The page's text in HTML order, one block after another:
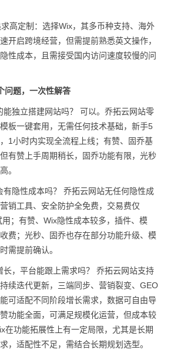
高定制：选择Wix，其多币种支持、海外
开启跨境经营，但需提前熟悉英文操作，
性成本，且需接受国内访问速度较慢的问
问题，一次性解答
能独立搭建网站吗？ 可以。乔拓云网站零
板一键套用，无需任何技术基础，新手5
1小时内实现全流程上线；有赞、固乔基
有赞上手周期稍长，固乔功能有限，光秒
。
有隐性成本吗？ 乔拓云网站无任何隐性成
销工具、安全防护全免费，交易费仅
；有赞、Wix隐性成本较多，插件、模
费；光秒、固乔也存在部分功能升级、模
需提前确认。
长，平台能跟上需求吗？ 乔拓云网站支持
续迭代更新，三端同步、营销裂变、GEO
可适配不同阶段增长需求，数据可自由导
功能全面，可满足规模化运营，但成本较
在功能拓展性上有一定局限，尤其是长期
，适配性不足，需结合长期规划选型。